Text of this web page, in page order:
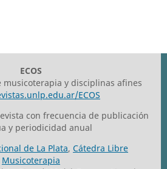
ECOS
musicoterapia y disciplinas afines
ECOS
con frecuencia de publicación
y periodicidad anual
de La Plata, Cátedra Libre
Musicoterapia